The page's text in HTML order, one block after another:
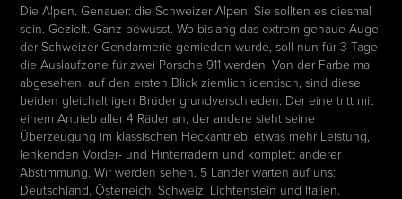
Die Alpen. Genauer: die Schweizer Alpen. Sie sollten es diesmal
sein. Gezielt. Ganz bewusst. Wo bislang das extrem genaue Auge
der Schweizer Gendarmerie gemieden wurde, soll nun für 3 Tage
die Auslaufzone für zwei Porsche 911 werden. Von der Farbe mal
abgesehen, auf den ersten Blick ziemlich identisch, sind diese
beiden gleichaltrigen Brüder grundverschieden. Der eine tritt mit
einem Antrieb aller 4 Räder an, der andere sieht seine
Überzeugung im klassischen Heckantrieb, etwas mehr Leistung,
lenkenden Vorder- und Hinterrädern und komplett anderer
Abstimmung. Wir werden sehen. 5 Länder warten auf uns:
Deutschland, Österreich, Schweiz, Lichtenstein und Italien.